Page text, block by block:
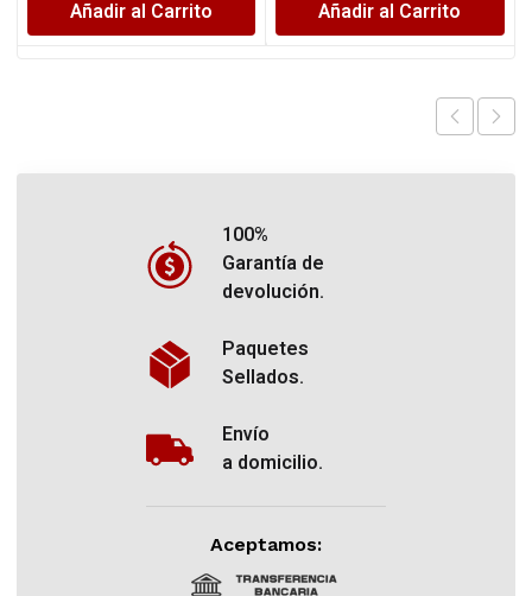
Añadir al Carrito Añadir al Carrito
100%
Garantía de
devolución.
Paquetes
Sellados.
Envío
a domicilio.
Aceptamos: